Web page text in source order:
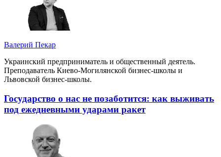
Валерий Пекар
Украинский предприниматель и общественный деятель.
Преподаватель Киево-Могилянской бизнес-школы и
Львовской бизнес-школы.
Государство о нас не позаботится: как выживать
под ежедневными ударами ракет